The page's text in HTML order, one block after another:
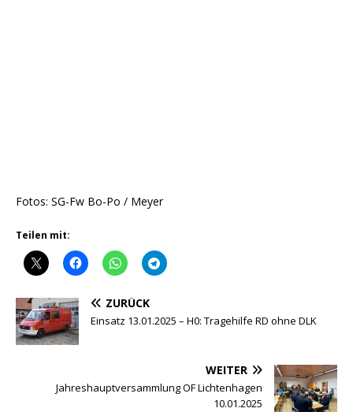
Fotos: SG-Fw Bo-Po / Meyer
Teilen mit:
ZURÜCK
Einsatz 13.01.2025 – H0: Tragehilfe RD ohne DLK
WEITER
Jahreshauptversammlung OF Lichtenhagen
10.01.2025